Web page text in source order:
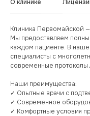
О клинике
Клиника Первомайской
Мы предоставляем
каждом пациенте. В
специалисты с
современные протоколы
Наши преимущества:
✓ Опытные врачи с
✓ Современное
✓ Комфортные условия